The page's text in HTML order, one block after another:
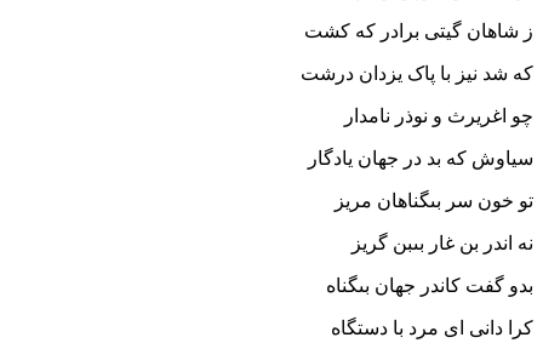
ز شاهان گیتى برادر که کشت
که شد نیز با پاک یزدان درشت‏
چو اغریرث و نوذر نامدار
سیاوش که بد در جهان یادگار
تو خون سر بى‏گناهان مریز
نه اندر بن غار بى‏بن گریز
بدو گفت کاندر جهان بى‏گناه
کرا دانى اى مرد با دستگاه‏